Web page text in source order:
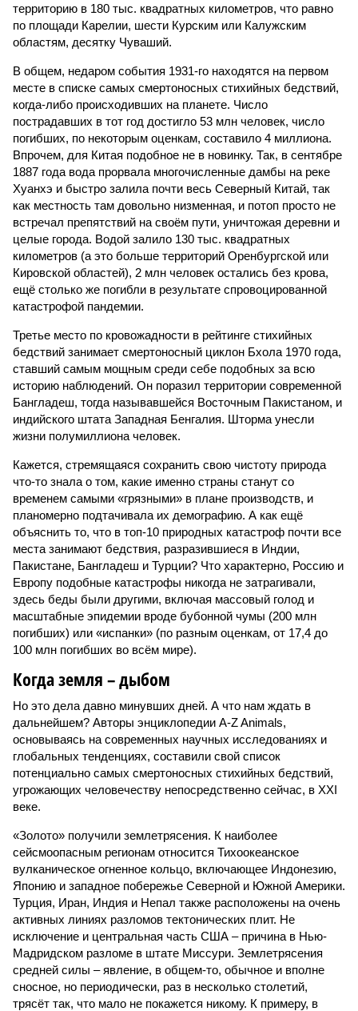
территорию в 180 тыс. квадратных километров, что равно
по площади Карелии, шести Курским или Калужским
областям, десятку Чуваший.
В общем, недаром события 1931-го находятся на первом
месте в списке самых смертоносных стихийных бедствий,
когда-либо происходивших на планете. Число
пострадавших в тот год достигло 53 млн человек, число
погибших, по некоторым оценкам, составило 4 миллиона.
Впрочем, для Китая подобное не в новинку. Так, в сентябре
1887 года вода прорвала многочисленные дамбы на реке
Хуанхэ и быстро залила почти весь Северный Китай, так
как местность там довольно низменная, и потоп просто не
встречал препятствий на своём пути, уничтожая деревни и
целые города. Водой залило 130 тыс. квадратных
километров (а это больше территорий Оренбургской или
Кировской областей), 2 млн человек остались без крова,
ещё столько же погибли в результате спровоцированной
катастрофой пандемии.
Третье место по кровожадности в рейтинге стихийных
бедствий занимает смертоносный циклон Бхола 1970 года,
ставший самым мощным среди себе подобных за всю
историю наблюдений. Он поразил территории современной
Бангладеш, тогда называвшейся Восточным Пакистаном, и
индийского штата Западная Бенгалия. Шторма унесли
жизни полумиллиона человек.
Кажется, стремящаяся сохранить свою чистоту природа
что-то знала о том, какие именно страны станут со
временем самыми «грязными» в плане производств, и
планомерно подтачивала их демографию. А как ещё
объяснить то, что в топ-10 природных катастроф почти все
места занимают бедствия, разразившиеся в Индии,
Пакистане, Бангладеш и Турции? Что характерно, Россию и
Европу подобные катастрофы никогда не затрагивали,
здесь беды были другими, включая массовый голод и
масштабные эпидемии вроде бубонной чумы (200 млн
погибших) или «испанки» (по разным оценкам, от 17,4 до
100 млн погибших во всём мире).
Когда земля – дыбом
Но это дела давно минувших дней. А что нам ждать в
дальнейшем? Авторы энциклопедии A-Z Animals,
основываясь на современных научных исследованиях и
глобальных тенденциях, составили свой список
потенциально самых смертоносных стихийных бедствий,
угрожающих человечеству непосредственно сейчас, в XXI
веке.
«Золото» получили землетрясения. К наиболее
сейсмоопасным регионам относится Тихоокеанское
вулканическое огненное кольцо, включающее Индонезию,
Японию и западное побережье Северной и Южной Америки.
Турция, Иран, Индия и Непал также расположены на очень
активных линиях разломов тектонических плит. Не
исключение и центральная часть США – причина в Нью-
Мадридском разломе в штате Миссури. Землетрясения
средней силы – явление, в общем-то, обычное и вполне
сносное, но периодически, раз в несколько столетий,
трясёт так, что мало не покажется никому. К примеру, в